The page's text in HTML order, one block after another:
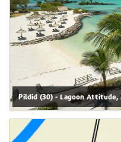
Pildid (30) - Lagoon